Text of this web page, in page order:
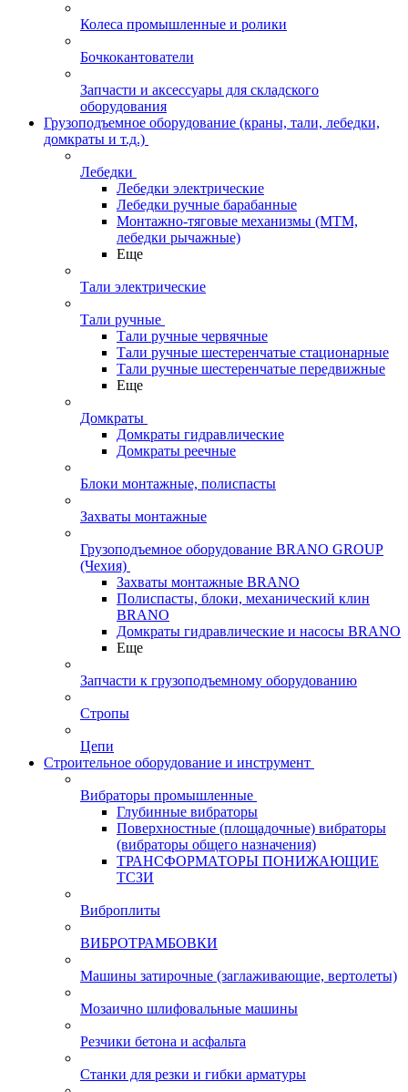
Колеса промышленные и ролики
Бочкокантователи
Запчасти и аксессуары для складского
оборудования
Грузоподъемное оборудование (краны, тали, лебедки,
домкраты и т.д.)
Лебедки
Лебедки электрические
Лебедки ручные барабанные
Монтажно-тяговые механизмы (МТМ,
лебедки рычажные)
Еще
Тали электрические
Тали ручные
Тали ручные червячные
Тали ручные шестеренчатые стационарные
Тали ручные шестеренчатые передвижные
Еще
Домкраты
Домкраты гидравлические
Домкраты реечные
Блоки монтажные, полиспасты
Захваты монтажные
Грузоподъемное оборудование BRANO GROUP
(Чехия)
Захваты монтажные BRANO
Полиспасты, блоки, механический клин
BRANO
Домкраты гидравлические и насосы BRANO
Еще
Запчасти к грузоподъемному оборудованию
Стропы
Цепи
Строительное оборудование и инструмент
Вибраторы промышленные
Глубинные вибраторы
Поверхностные (площадочные) вибраторы
(вибраторы общего назначения)
ТРАНСФОРМАТОРЫ ПОНИЖАЮЩИЕ
ТСЗИ
Виброплиты
ВИБРОТРАМБОВКИ
Машины затирочные (заглаживающие, вертолеты)
Мозаично шлифовальные машины
Резчики бетона и асфальта
Станки для резки и гибки арматуры